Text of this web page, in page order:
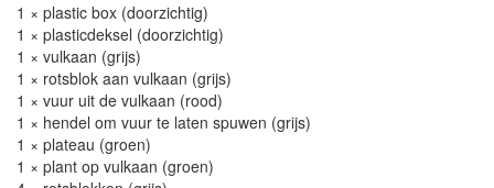
1 × plastic box (doorzichtig)
1 × plasticdeksel (doorzichtig)
1 × vulkaan (grijs)
1 × rotsblok aan vulkaan (grijs)
1 × vuur uit de vulkaan (rood)
1 × hendel om vuur te laten spuwen (grijs)
1 × plateau (groen)
1 × plant op vulkaan (groen)